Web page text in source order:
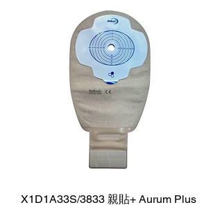
X1D1A33S/3833 親貼+ Aurum Plus